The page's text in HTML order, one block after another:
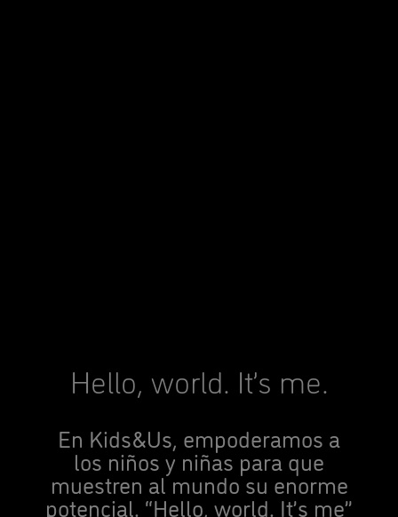
Hello, world. It’s me.
En Kids&Us, empoderamos a
los niños y niñas para que
muestren al mundo su enorme
potencial. “Hello, world. It’s me”